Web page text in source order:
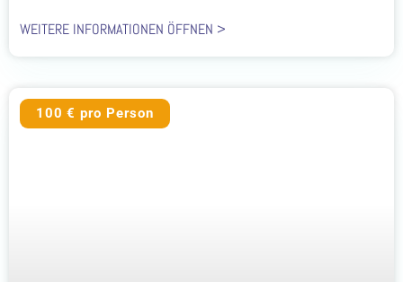
WEITERE INFORMATIONEN ÖFFNEN >
100 € pro Person